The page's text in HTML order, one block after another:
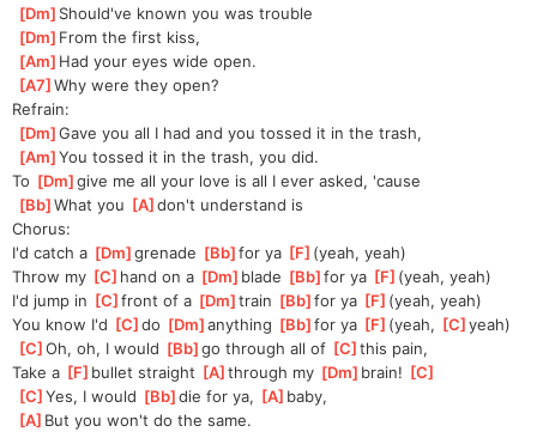
[Dm ]Should've known you was trouble
[Dm ]From the first kiss,
[Am ]Had your eyes wide open.
[A7 ]
Why were they open?
Refrain:
[Dm ]
Gave you all I had and you tossed it in the trash,
[Am ]
You tossed it in the trash, you did.
To [Dm ]
give me all your love is all I ever asked, 'cause
[Bb ]
What you [A ]
don't understand is
Chorus:
I'd catch a [Dm ]
grenade [Bb ]
for ya [F ](yeah, yeah)
Throw my [C ]hand on a [Dm ]blade [Bb ]
for ya [F ](yeah, yeah)
I'd jump in [C ]
front of a [Dm ]train [Bb ]
for ya [F ](yeah, yeah)
You know I'd [C ]
do [Dm ]
anything [Bb ]
for ya [F ](yeah, [C ]
yeah)
[C ]
Oh, oh, I would [Bb ]
go through all of [C ]this pain,
Take a [F ]bullet straight [A ]through my [Dm ]brain! [C
[C ]
Yes, I would [Bb ]
die for ya, [A ]baby,
[A ]But you won't do the same.